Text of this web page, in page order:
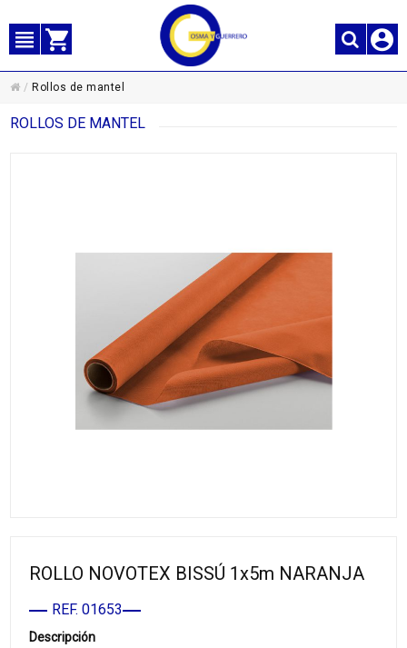
/ Rollos de mantel
ROLLOS DE MANTEL
ROLLO NOVOTEX BISSÚ 1x5m NARANJA
REF. 01653
Descripción